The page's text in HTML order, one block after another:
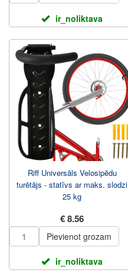
ir_noliktava
Riff Universāls Velosipēdu
turētājs - statīvs ar maks. slodzi
25 kg
€ 8.56
Pievienot grozam
ir_noliktava